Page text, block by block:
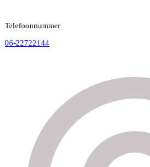
Telefoonnummer
06-22722144